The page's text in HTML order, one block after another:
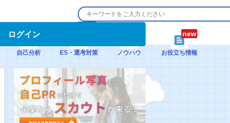
自己分析 ES・選考対策 ノウハウ お役立ち情報
ログイン